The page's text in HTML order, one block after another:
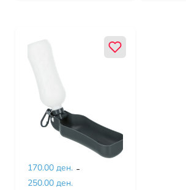
170.00 ден. -
250.00 ден.